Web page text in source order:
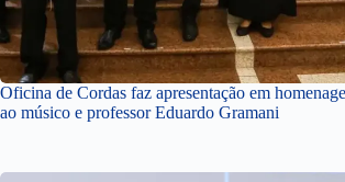
Oficina de Cordas faz apresentação em
ao músico e professor Eduardo Gramani